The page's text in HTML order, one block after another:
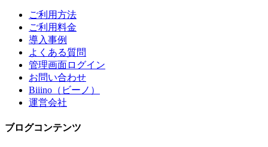
ご利用方法
ご利用料金
導入事例
よくある質問
管理画面ログイン
お問い合わせ
Biiino（ビーノ）
運営会社
ブログコンテンツ